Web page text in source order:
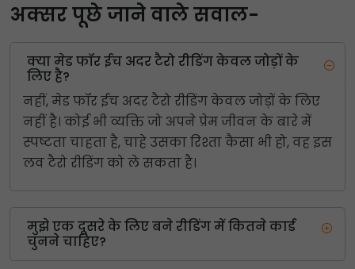
अक्सर पूछे जाने वाले सवाल-
क्या मेड फॉर ईच अदर टैरो रीडिंग केवल जोड़ों के
लिए है?
नहीं, मेड फॉर ईच अदर टैरो रीडिंग केवल जोड़ों के लिए
नहीं है। कोई भी व्यक्ति जो अपने प्रेम जीवन के बारे में
स्पष्टता चाहता है, चाहे उसका रिश्ता कैसा भी हो, वह इस
लव टैरो रीडिंग को ले सकता है।
मुझे एक दूसरे के लिए बने रीडिंग में कितने कार्ड
चुनने चाहिए?